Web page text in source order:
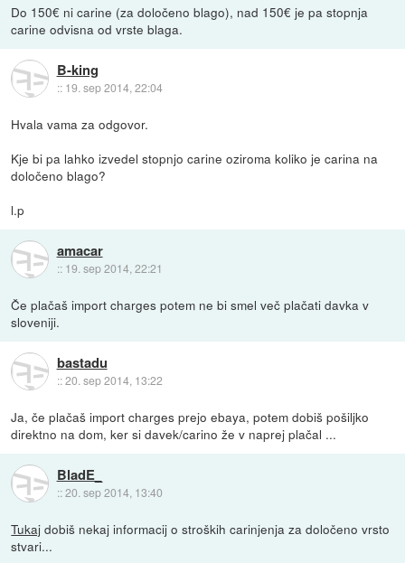
Do 150€ ni carine (za določeno blago), nad 150€ je pa stopnja
carine odvisna od vrste blaga.
B-king
:: 19. sep 2014, 22:04
Hvala vama za odgovor.
Kje bi pa lahko izvedel stopnjo carine oziroma koliko je carina na
določeno blago?
l.p
amacar
:: 19. sep 2014, 22:21
Če plačaš import charges potem ne bi smel več plačati davka v
sloveniji.
bastadu
::20. sep 2014, 13:22
Ja, če plačaš import charges prejo ebaya, potem dobiš pošiljko
direktno na dom, ker si davek/carino že v naprej plačal ...
BladE_
::20. sep 2014, 13:40
Tukaj dobiš nekaj informacij o stroških carinjenja za določeno vrsto
stvari...